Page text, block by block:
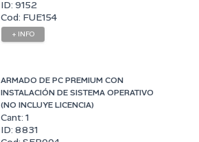
ID: 9152
Cod: FUE154
+ INFO
ARMADO DE PC PREMIUM CON
INSTALACIÓN DE SISTEMA OPERATIVO
(NO INCLUYE LICENCIA)
Cant: 1
ID: 8831